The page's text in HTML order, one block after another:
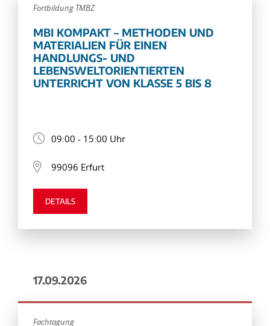
Fortbildung TMBZ
MBI KOMPAKT – METHODEN UND
MATERIALIEN FÜR EINEN
HANDLUNGS- UND
LEBENSWELTORIENTIERTEN
UNTERRICHT VON KLASSE 5 BIS 8
09:00 - 15:00 Uhr
99096 Erfurt
DETAILS
17.09.2026
Fachtagung